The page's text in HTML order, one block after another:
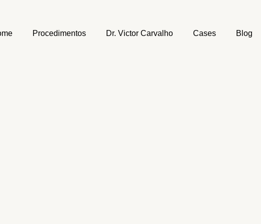
Procedimentos Dr. Victor Carvalho Cases Blog